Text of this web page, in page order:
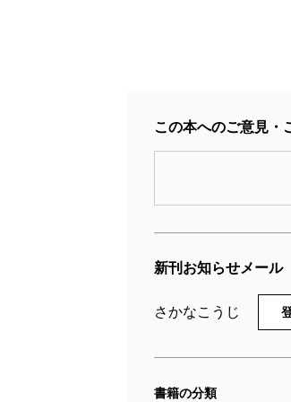
この本へのご意見・
新刊お知らせメール
さかなこうじ
書籍の分類